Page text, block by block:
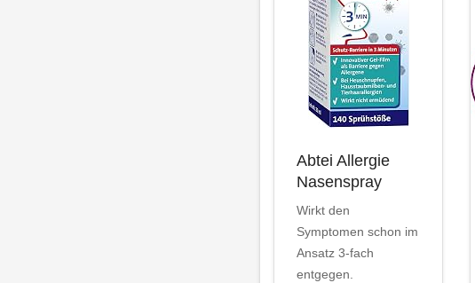
Abtei Allergie
Nasenspray
Wirkt den
Symptomen schon im
Ansatz 3-fach
entgegen.